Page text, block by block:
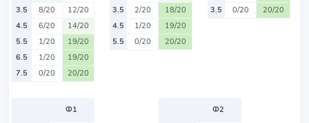
3.5
8/20
12/20
4.5
6/20
14/20
5.5
1/20
19/20
6.5
1/20
19/20
7.5
0/20 20/20
3.5
2/20
18/20
4.5
1/20
19/20
5.5
0/20 20/20
3.5
0/20 20/20
Ф1
Ф2